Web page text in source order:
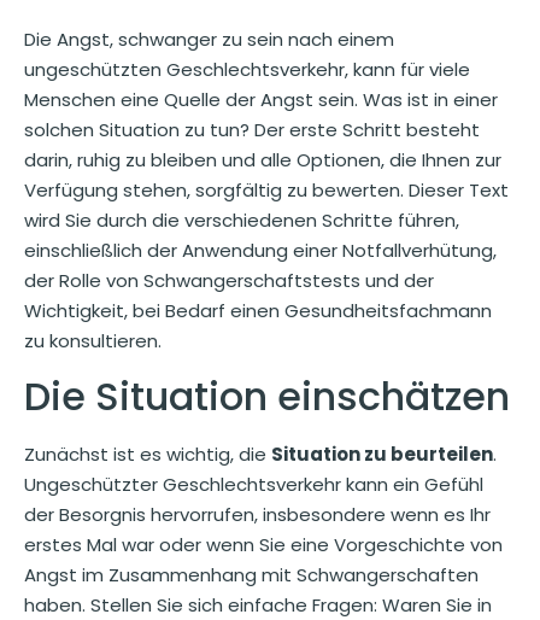
Die Angst, schwanger zu sein nach einem
ungeschützten Geschlechtsverkehr, kann für viele
Menschen eine Quelle der Angst sein. Was ist in einer
solchen Situation zu tun? Der erste Schritt besteht
darin, ruhig zu bleiben und alle Optionen, die Ihnen zur
Verfügung stehen, sorgfältig zu bewerten. Dieser Text
wird Sie durch die verschiedenen Schritte führen,
einschließlich der Anwendung einer Notfallverhütung,
der Rolle von Schwangerschaftstests und der
Wichtigkeit, bei Bedarf einen Gesundheitsfachmann
zu konsultieren.
Die Situation einschätzen
Zunächst ist es wichtig, die Situation zu beurteilen.
Ungeschützter Geschlechtsverkehr kann ein Gefühl
der Besorgnis hervorrufen, insbesondere wenn es Ihr
erstes Mal war oder wenn Sie eine Vorgeschichte von
Angst im Zusammenhang mit Schwangerschaften
haben. Stellen Sie sich einfache Fragen: Waren Sie in